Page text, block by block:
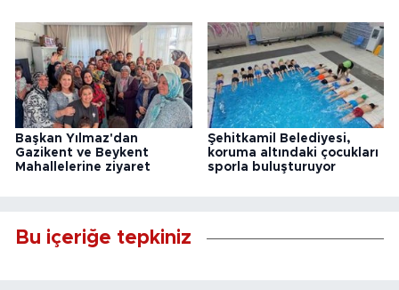
Başkan Yılmaz'dan
Gazikent ve Beykent
Mahallelerine ziyaret
Şehitkamil Belediyesi,
koruma altındaki çocukları
sporla buluşturuyor
Bu içeriğe tepkiniz